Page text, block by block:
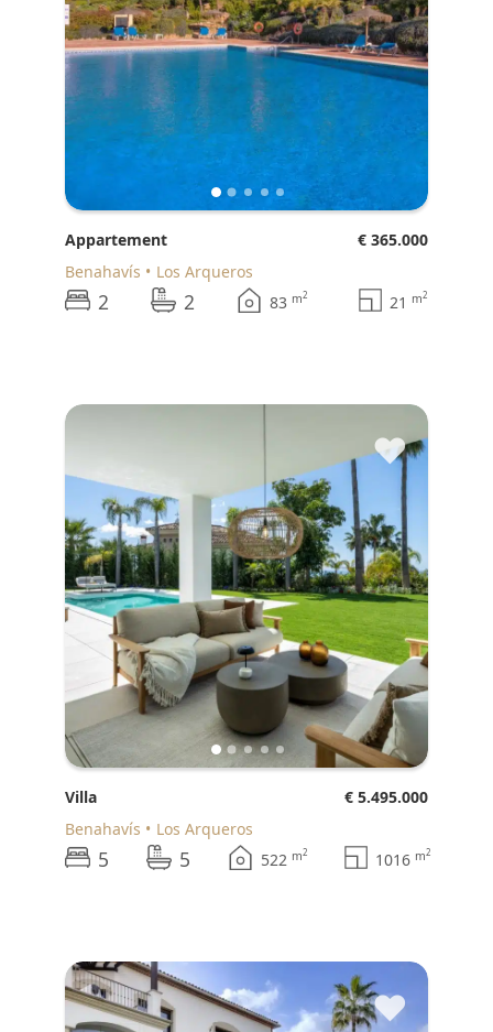
Appartement
€ 365.000
Benahavís
Los Arqueros
2 2 83 m2 21 m2
♥
Villa
€ 5.495.000
Benahavís
Los Arqueros
5 5 522 m2 1016 m2
♥